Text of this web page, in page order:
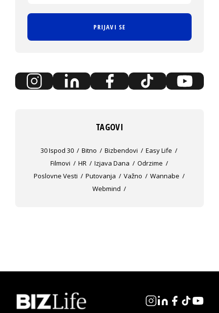
PRIJAVI SE
TAGOVI
30 Ispod 30 Bitno Bizbendovi
Easy Life
Filmovi
HR Izjava Dana
Odrzime
Poslovne Vesti
Putovanja Važno
Wannabe
Webmind